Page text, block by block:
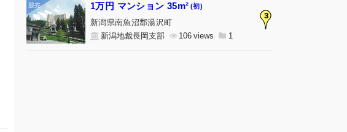
3
1万円 マンション 35m² (初)
新潟県南魚沼郡湯沢町
新潟地裁長岡支部
106 1